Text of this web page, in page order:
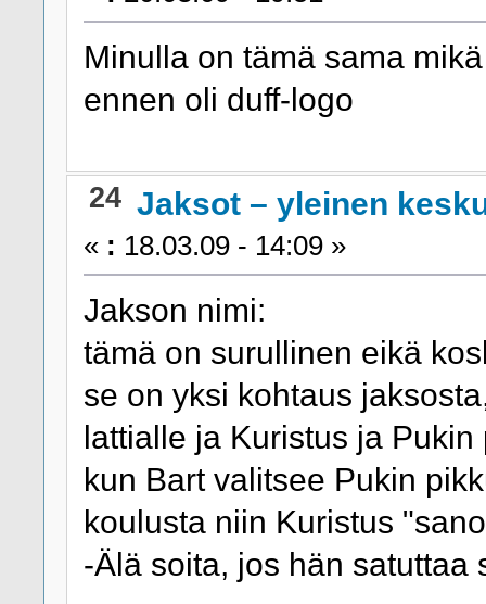
Minulla on tämä sama
ennen oli duff-logo
24 Jaksot – yleinen
« : 18.03.09 - 14:09 »
Jakson nimi:
tämä on surullinen eikä
se on yksi kohtaus
lattialle ja Kuristus ja
kun Bart valitsee Pukin
koulusta niin Kuristus
-Älä soita, jos hän satuttaa